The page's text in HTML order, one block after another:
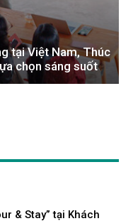
tại Việt Nam, Thúc
chọn sáng suốt
& Stay” tại Khách